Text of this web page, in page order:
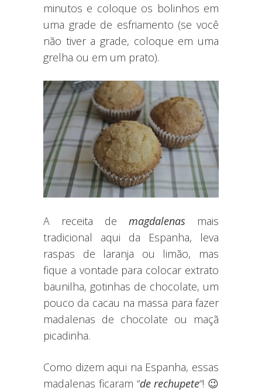
minutos e coloque os bolinhos em
uma grade de esfriamento (se você
não tiver a grade, coloque em uma
grelha ou em um prato).
A receita de magdalenas mais
tradicional aqui da Espanha, leva
raspas de laranja ou limão, mas
fique a vontade para colocar extrato
baunilha, gotinhas de chocolate, um
pouco da cacau na massa para fazer
madalenas de chocolate ou maçã
picadinha.
Como dizem aqui na Espanha, essas
madalenas ficaram “de rechupete“! 😉